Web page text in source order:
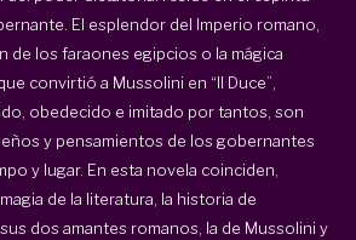
El esplendor del Imperio romano,
de los faraones egipcios o la mágica
convirtió a Mussolini en “Il Duce”,
obedecido e imitado por tantos, son
y pensamientos de los gobernantes
y lugar. En esta novela coinciden,
de la literatura, la historia de
dos amantes romanos, la de Mussolini y